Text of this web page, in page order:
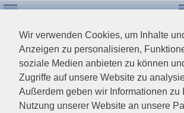
Wir verwenden Cookies, um Inhalte
Anzeigen zu personalisieren,
soziale Medien anbieten zu können
Zugriffe auf unsere Website zu
Außerdem geben wir Informationen zu
Nutzung unserer Website an unsere